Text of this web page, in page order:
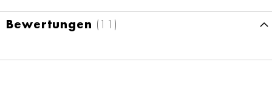
Bewertungen